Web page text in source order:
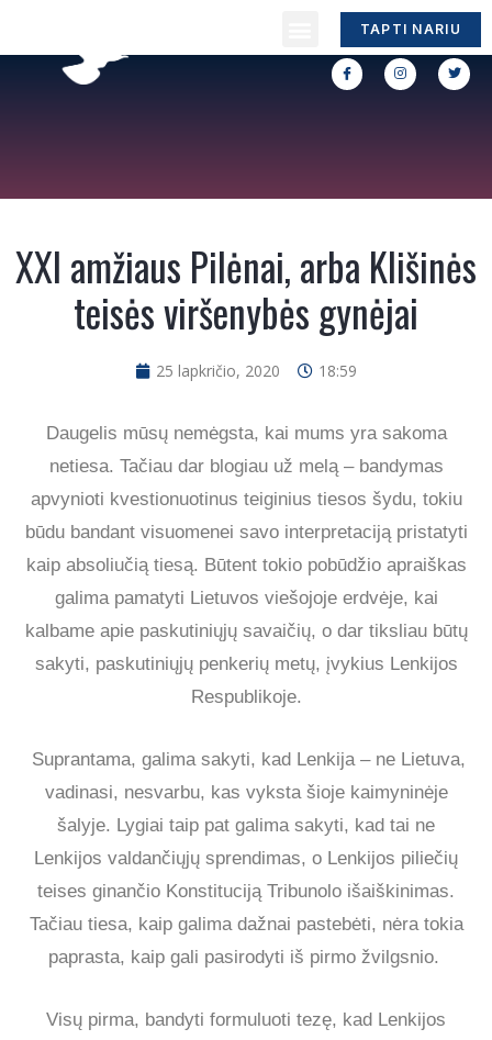
TAPTI NARIU
XXI amžiaus Pilėnai, arba Klišinės
teisės viršenybės gynėjai
25 lapkričio, 2020 18:59
Daugelis mūsų nemėgsta, kai mums yra sakoma
netiesa. Tačiau dar blogiau už melą – bandymas
apvynioti kvestionuotinus teiginius tiesos šydu, tokiu
būdu bandant visuomenei savo interpretaciją pristatyti
kaip absoliučią tiesą. Būtent tokio pobūdžio apraiškas
galima pamatyti Lietuvos viešojoje erdvėje, kai
kalbame apie paskutiniųjų savaičių, o dar tiksliau būtų
sakyti, paskutiniųjų penkerių metų, įvykius Lenkijos
Respublikoje.
Suprantama, galima sakyti, kad Lenkija – ne Lietuva,
vadinasi, nesvarbu, kas vyksta šioje kaimyninėje
šalyje. Lygiai taip pat galima sakyti, kad tai ne
Lenkijos valdančiųjų sprendimas, o Lenkijos piliečių
teises ginančio Konstituciją Tribunolo išaiškinimas.
Tačiau tiesa, kaip galima dažnai pastebėti, nėra tokia
paprasta, kaip gali pasirodyti iš pirmo žvilgsnio.
Visų pirma, bandyti formuluoti tezę, kad Lenkijos